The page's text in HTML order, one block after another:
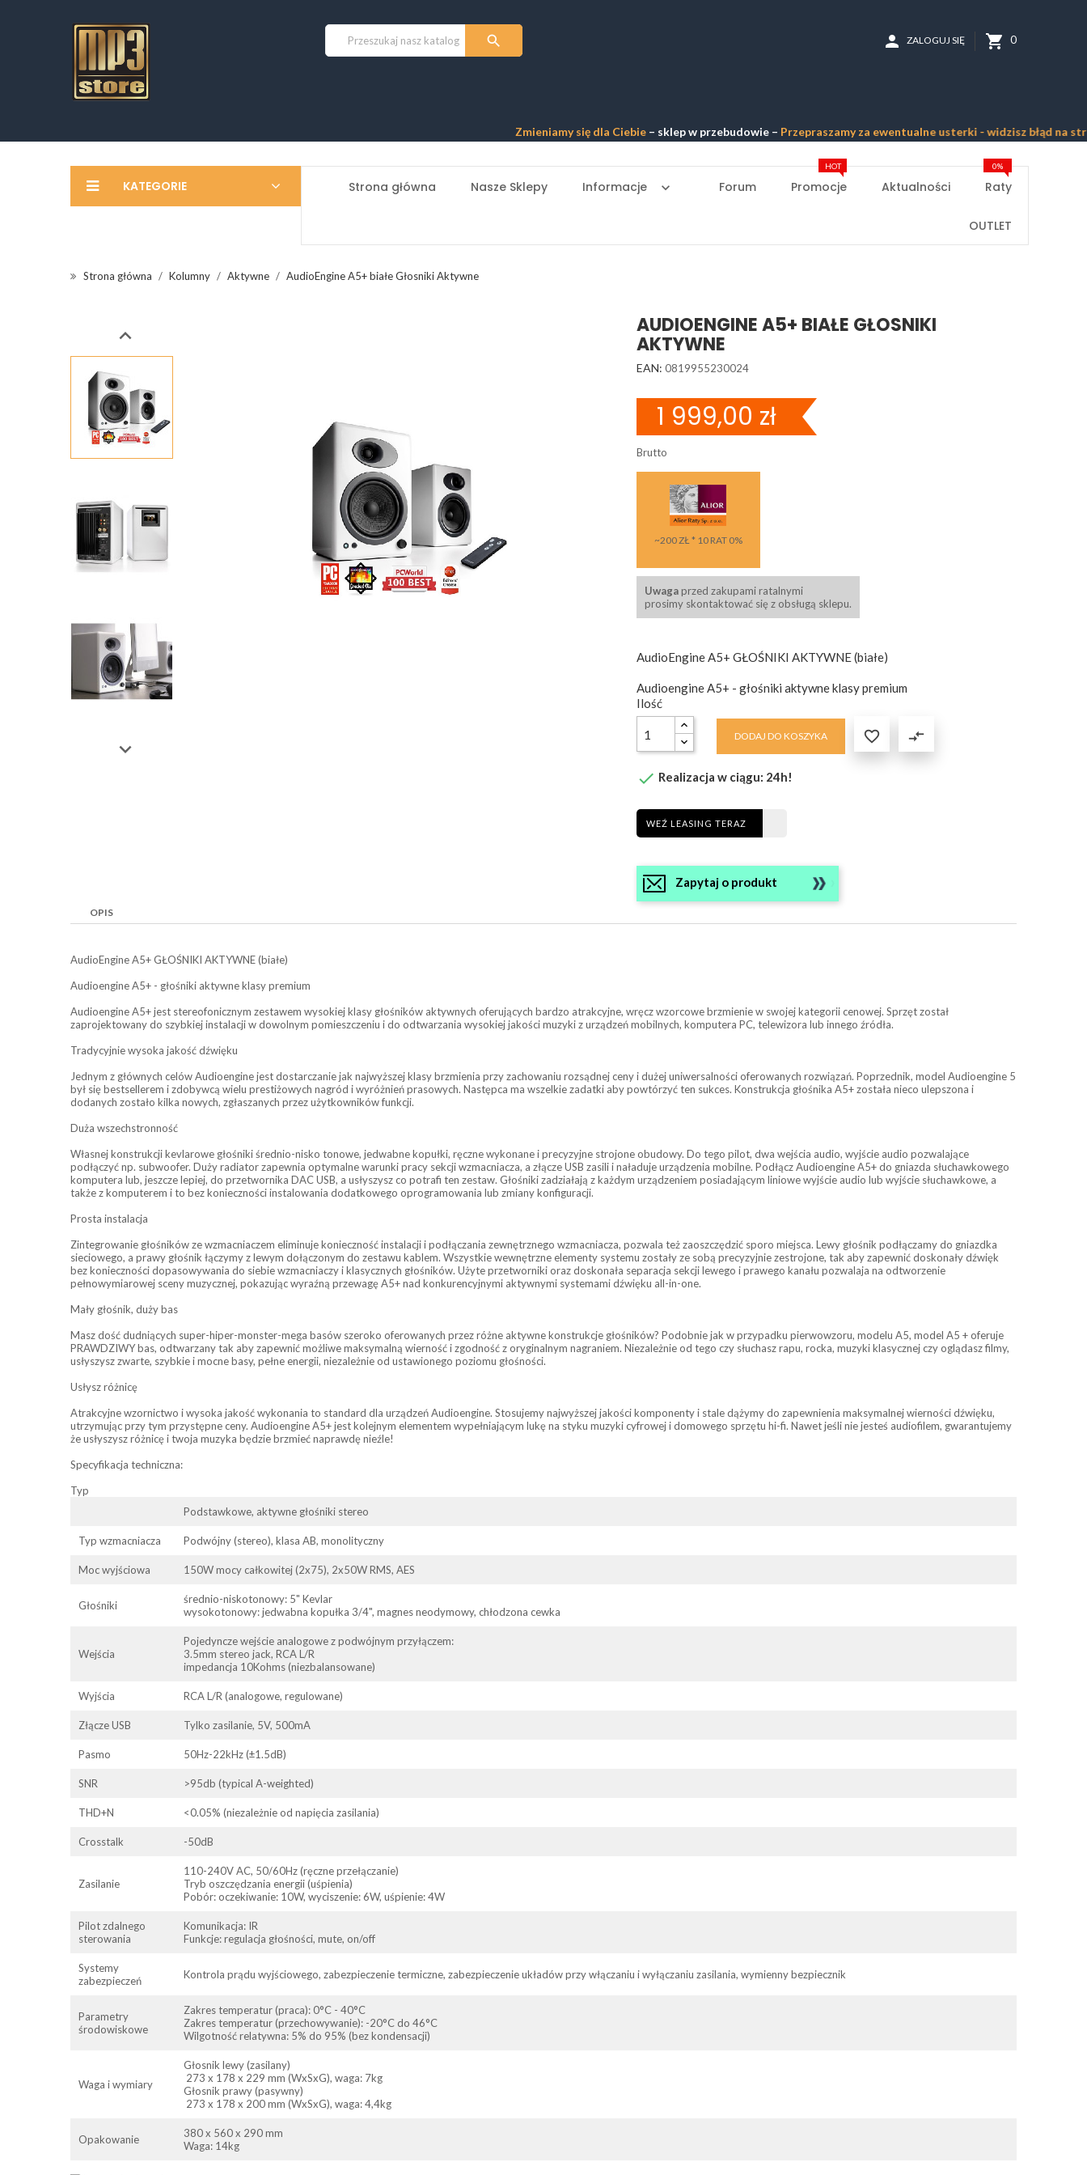
 shopping_cart 0
person ZALOGUJ SIĘ
Zmieniamy się dla Ciebie– sklep w przebudowie –Przepraszamy za ewentualne usterki - widzisz błąd na stronie?
KATEGORIE Strona główna Nasze Sklepy Informacje keyboard_arrow_down Forum Promocje
HOT
Aktualności Raty
0%
OUTLET
Strona główna Kolumny Aktywne AudioEngine A5+ białe Głosniki Aktywne


AUDIOENGINE A5+ BIAŁE GŁOSNIKI
AKTYWNE
EAN: 0819955230024
1 999,00 zł
Brutto
~200 ZŁ * 10 RAT 0%
Uwagaprzed zakupami ratalnymi
prosimy skontaktować się z obsługą sklepu.
AudioEngine A5+ GŁOŚNIKI AKTYWNE (białe)
Audioengine A5+ - głośniki aktywne klasy premium
Ilość
DODAJ DO KOSZYKA  compare_arrows
 Realizacja w ciągu: 24h!
WEŹ LEASING TERAZ
Zapytaj o produkt
OPIS
AudioEngine A5+ GŁOŚNIKI AKTYWNE (białe)
Audioengine A5+ - głośniki aktywne klasy premium
Audioengine A5+ jest stereofonicznym zestawem wysokiej klasy głośników aktywnych oferujących bardzo atrakcyjne, wręcz wzorcowe brzmienie w swojej kategorii cenowej. Sprzęt został
zaprojektowany do szybkiej instalacji w dowolnym pomieszczeniu i do odtwarzania wysokiej jakości muzyki z urządzeń mobilnych, komputera PC, telewizora lub innego źródła.
Tradycyjnie wysoka jakość dźwięku
Jednym z głównych celów Audioengine jest dostarczanie jak najwyższej klasy brzmienia przy zachowaniu rozsądnej ceny i dużej uniwersalności oferowanych rozwiązań. Poprzednik, model Audioengine 5
był się bestsellerem i zdobywcą wielu prestiżowych nagród i wyróżnień prasowych. Następca ma wszelkie zadatki aby powtórzyć ten sukces. Konstrukcja głośnika A5+ została nieco ulepszona i
dodanych zostało kilka nowych, zgłaszanych przez użytkowników funkcji.
Duża wszechstronność
Własnej konstrukcji kevlarowe głośniki średnio-nisko tonowe, jedwabne kopułki, ręczne wykonane i precyzyjne strojone obudowy. Do tego pilot, dwa wejścia audio, wyjście audio pozwalające
podłączyć np. subwoofer. Duży radiator zapewnia optymalne warunki pracy sekcji wzmacniacza, a złącze USB zasili i naładuje urządzenia mobilne. Podłącz Audioengine A5+ do gniazda słuchawkowego
komputera lub, jeszcze lepiej, do przetwornika DAC USB, a usłyszysz co potrafi ten zestaw. Głośniki zadziałają z każdym urządzeniem posiadającym liniowe wyjście audio lub wyjście słuchawkowe, a
także z komputerem i to bez konieczności instalowania dodatkowego oprogramowania lub zmiany konfiguracji.
Prosta instalacja
Zintegrowanie głośników ze wzmacniaczem eliminuje konieczność instalacji i podłączania zewnętrznego wzmacniacza, pozwala też zaoszczędzić sporo miejsca. Lewy głośnik podłączamy do gniazdka
sieciowego, a prawy głośnik łączymy z lewym dołączonym do zestawu kablem. Wszystkie wewnętrzne elementy systemu zostały ze sobą precyzyjnie zestrojone, tak aby zapewnić doskonały dźwięk
bez konieczności dopasowywania do siebie wzmacniaczy i klasycznych głośników. Użyte przetworniki oraz doskonała separacja sekcji lewego i prawego kanału pozwalaja na odtworzenie
pełnowymiarowej sceny muzycznej, pokazując wyraźną przewagę A5+ nad konkurencyjnymi aktywnymi systemami dźwięku all-in-one.
Mały głośnik, duży bas
Masz dość dudniących super-hiper-monster-mega basów szeroko oferowanych przez różne aktywne konstrukcje głośników? Podobnie jak w przypadku pierwowzoru, modelu A5, model A5 + oferuje
PRAWDZIWY bas, odtwarzany tak aby zapewnić możliwe maksymalną wierność i zgodność z oryginalnym nagraniem. Niezależnie od tego czy słuchasz rapu, rocka, muzyki klasycznej czy oglądasz filmy,
usłyszysz zwarte, szybkie i mocne basy, pełne energii, niezależnie od ustawionego poziomu głośności.
Usłysz różnicę
Atrakcyjne wzornictwo i wysoka jakość wykonania to standard dla urządzeń Audioengine. Stosujemy najwyższej jakości komponenty i stale dążymy do zapewnienia maksymalnej wierności dźwięku,
utrzymując przy tym przystępne ceny. Audioengine A5+ jest kolejnym elementem wypełniającym lukę na styku muzyki cyfrowej i domowego sprzętu hi-fi. Nawet jeśli nie jesteś audiofilem, gwarantujemy
że usłyszysz różnicę i twoja muzyka będzie brzmieć naprawdę nieźle!
Specyfikacja techniczna:
Typ
Podstawkowe, aktywne głośniki stereo
Typ wzmacniacza Podwójny (stereo), klasa AB, monolityczny
Moc wyjściowa 150W mocy całkowitej (2x75), 2x50W RMS, AES
Głośniki
średnio-niskotonowy: 5" Kevlar
wysokotonowy: jedwabna kopułka 3/4", magnes neodymowy, chłodzona cewka
Wejścia
Pojedyncze wejście analogowe z podwójnym przyłączem:
3.5mm stereo jack, RCA L/R
impedancja 10Kohms (niezbalansowane)
Wyjścia RCA L/R (analogowe, regulowane)
Złącze USB Tylko zasilanie, 5V, 500mA
Pasmo 50Hz-22kHz (±1.5dB)
SNR >95db (typical A-weighted)
THD+N <0.05% (niezależnie od napięcia zasilania)
Crosstalk -50dB
Zasilanie
110-240V AC, 50/60Hz (ręczne przełączanie)
Tryb oszczędzania energii (uśpienia)
Pobór: oczekiwanie: 10W, wyciszenie: 6W, uśpienie: 4W
Pilot zdalnego
sterowania
Komunikacja: IR
Funkcje: regulacja głośności, mute, on/off
Systemy
zabezpieczeń
Kontrola prądu wyjściowego, zabezpieczenie termiczne, zabezpieczenie układów przy włączaniu i wyłączaniu zasilania, wymienny bezpiecznik
Parametry
środowiskowe
Zakres temperatur (praca): 0°C - 40°C
Zakres temperatur (przechowywanie): -20°C do 46°C
Wilgotność relatywna: 5% do 95% (bez kondensacji)
Waga i wymiary
Głosnik lewy (zasilany)
273 x 178 x 229 mm (WxSxG), waga: 7kg
Głosnik prawy (pasywny)
273 x 178 x 200 mm (WxSxG), waga: 4,4kg
Opakowanie
380 x 560 x 290 mm
Waga: 14kg